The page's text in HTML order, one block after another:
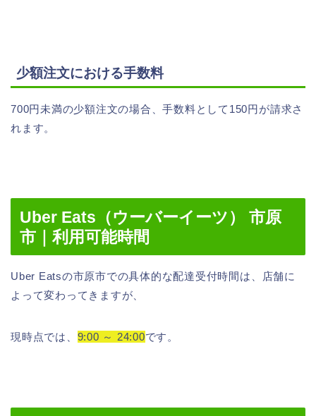
少額注文における手数料
700円未満の少額注文の場合、手数料として150円が請求さ
れます。
Uber Eats（ウーバーイーツ） 市原
市｜利用可能時間
Uber Eatsの市原市での具体的な配達受付時間は、店舗に
よって変わってきますが、
現時点では、 9:00 ～ 24:00です。